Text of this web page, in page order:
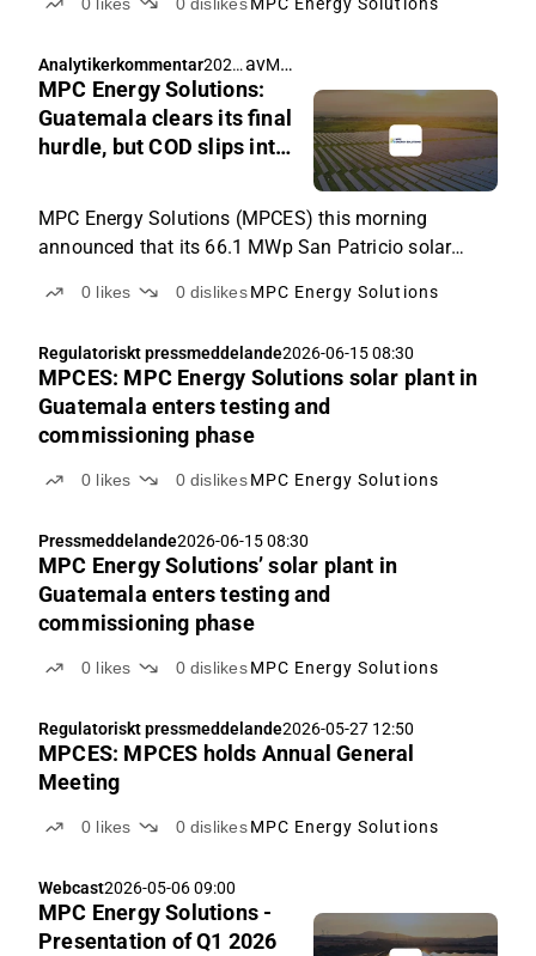
Analytikerkommentar2026
-06-
15
09:4
1
av Michael Friis
MPC Energy Solutions:
Guatemala clears its final
hurdle, but COD slips into
MPC Energy Solutions (MPCES) this morning
announced that its 66.1 MWp San Patricio solar
entered the testing and commissioning phase.
0 likes 0 dislikes MPC Energy Solutions
Regulatoriskt pressmeddelande2026-06-15 08:30
MPCES: MPC Energy Solutions solar plant in
Guatemala enters testing and
commissioning phase
0 likes 0 dislikes MPC Energy Solutions
Pressmeddelande2026-06-15 08:30
MPC Energy Solutions’ solar plant in
Guatemala enters testing and
commissioning phase
0 likes 0 dislikes MPC Energy Solutions
Regulatoriskt pressmeddelande2026-05-27 12:50
MPCES: MPCES holds Annual General
Meeting
0 likes 0 dislikes MPC Energy Solutions
Webcast2026-05-06 09:00
MPC Energy Solutions -
Presentation of Q1 2026